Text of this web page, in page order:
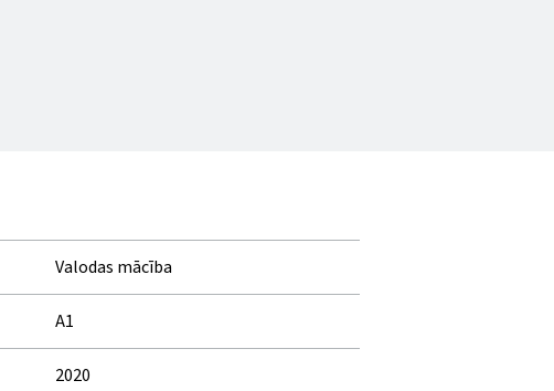
Valodas mācība
A1
2020